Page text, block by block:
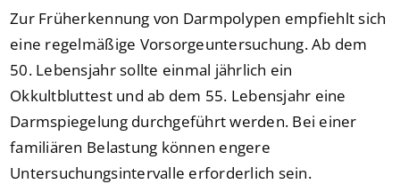
Zur Früherkennung von Darmpolypen empfiehlt sich
eine regelmäßige Vorsorgeuntersuchung. Ab dem
50. Lebensjahr sollte einmal jährlich ein
Okkultbluttest und ab dem 55. Lebensjahr eine
Darmspiegelung durchgeführt werden. Bei einer
familiären Belastung können engere
Untersuchungsintervalle erforderlich sein.